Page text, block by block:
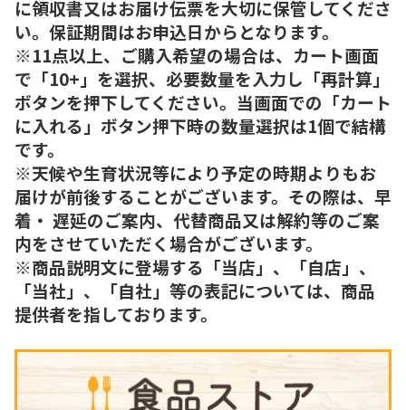
に領収書又はお届け伝票を大切に保管してくださ
い。保証期間はお申込日からとなります。
※11点以上、ご購入希望の場合は、カート画面
で「10+」を選択、必要数量を入力し「再計算」
ボタンを押下してください。当画面での「カート
に入れる」ボタン押下時の数量選択は1個で結構
です。
※天候や生育状況等により予定の時期よりもお
届けが前後することがございます。その際は、早
着・ 遅延のご案内、代替商品又は解約等のご案
内をさせていただく場合がございます。
※商品説明文に登場する「当店」、「自店」、
「当社」、「自社」等の表記については、商品
提供者を指しております。